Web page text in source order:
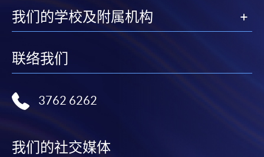
我们的学校及附属机构
联络我们
3762 6262
我们的社交媒体